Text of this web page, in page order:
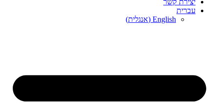
יצירת קשר
עברית
English
(אנגלית)